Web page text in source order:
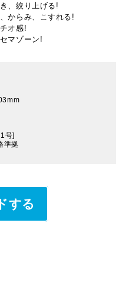
、絞り上げる!
からみ、こすれる!
オ感!
マゾーン!
号]
準拠
する